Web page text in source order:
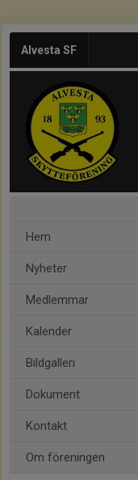
Alvesta SF
Hem
Nyheter
Medlemmar
Kalender
Bildgalleri
Dokument
Kontakt
Om föreningen